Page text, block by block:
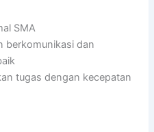
SMA
berkomunikasi dan
tugas dengan kecepatan